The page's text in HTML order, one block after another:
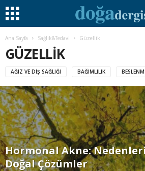
Ana Sayfa Sağlık&Tedavi Güzellik
GÜZELLIK
AĞIZ VE DIŞ SAĞLIĞI BAĞIMLILIK
Hormonal Akne:
Doğal Çözümler